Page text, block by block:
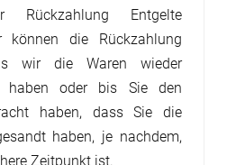
Rückzahlung Entgelte
können die Rückzahlung
wir die Waren wieder
haben oder bis Sie den
haben, dass Sie die
haben, je nachdem,
Zeitpunkt ist.